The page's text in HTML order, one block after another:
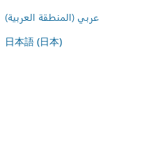
عربي (المنطقة العربية)
日本語 (日本)